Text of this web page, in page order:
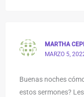
MARTHA
MARZO 5,
Buenas noches
estos sermones?